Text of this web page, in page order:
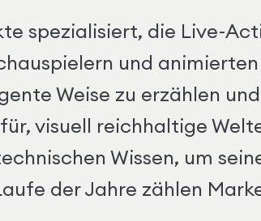
spezialisiert, die Live-
und
Weise zu erzählen
visuell reichhaltige
Wissen, um
der Jahre zählen